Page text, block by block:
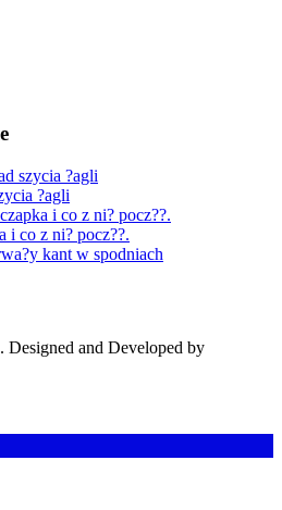
szycia ?agli
?agli
i co z ni? pocz??.
i co z ni? pocz??.
kant w spodniach
and Developed by